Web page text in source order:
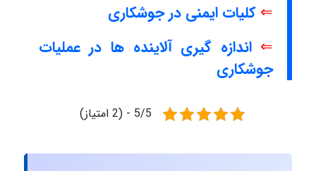
⇐ کلیات ایمنی در جوشکاری
⇐ اندازه گیری آلاینده ها در عملیات
جوشکاری
5/5 - (2 امتیاز)